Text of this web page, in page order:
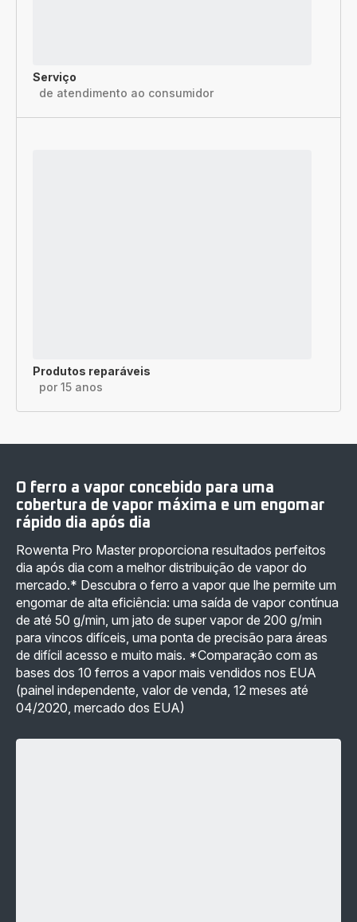
Serviço
de atendimento ao consumidor
Produtos reparáveis
por 15 anos
O ferro a vapor concebido para uma
cobertura de vapor máxima e um engomar
rápido dia após dia
Rowenta Pro Master proporciona resultados perfeitos
dia após dia com a melhor distribuição de vapor do
mercado.* Descubra o ferro a vapor que lhe permite um
engomar de alta eficiência: uma saída de vapor contínua
de até 50 g/min, um jato de super vapor de 200 g/min
para vincos difíceis, uma ponta de precisão para áreas
de difícil acesso e muito mais. *Comparação com as
bases dos 10 ferros a vapor mais vendidos nos EUA
(painel independente, valor de venda, 12 meses até
04/2020, mercado dos EUA)